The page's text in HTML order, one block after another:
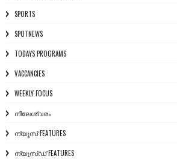
SPORTS
SPOTNEWS
TODAYS PROGRAMS
VACCANCIES
WEEKLY FOCUS
നീലേശ്വരം
ന്യൂസ് FEATURES
ന്യൂസ്ഡ് FEATURES